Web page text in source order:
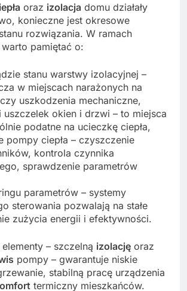
oraz izolacja domu działały
konieczne jest okresowe
rozwiązania. W ramach
warto pamiętać o:
stanu warstwy izolacyjnej –
w miejscach narażonych na
uszkodzenia mechaniczne,
uszczelek okien i drzwi – to miejsca
podatne na ucieczkę ciepła,
pompy ciepła – czyszczenie
kontrola czynnika
sprawdzenie parametrów
parametrów – systemy
sterowania pozwalają na stałe
zużycia energii i efektywności.
– szczelną izolację oraz
pompy – gwarantuje niskie
stabilną pracę urządzenia
termiczny mieszkańców.